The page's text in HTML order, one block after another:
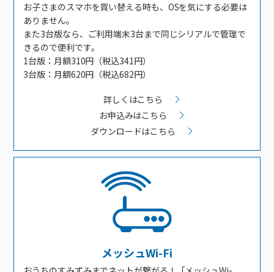
お子さまのスマホを買い替える時も、OSを気にする必要は
ありません。
また3台版なら、ご利用端末3台まで同じシリアルで管理で
きるので便利です。
1台版：月額310円（税込341円）
3台版：月額620円（税込682円）
詳しくはこちら
お申込みはこちら
ダウンロードはこちら
メッシュWi-Fi